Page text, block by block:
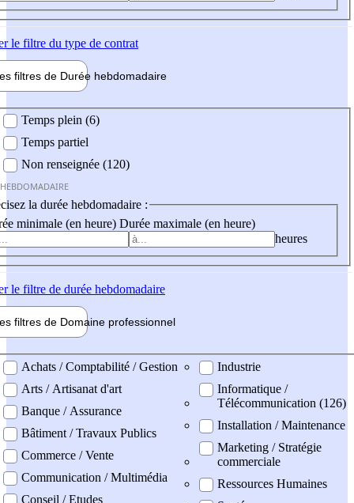
le filtre du type de contrat
filtres de Durée hebdomadaire
Temps plein (6)
Temps partiel
Non renseignée (120)
la durée hebdomadaire :
minimale (en heure) Durée maximale (en heure)
heures
le filtre de durée hebdomadaire
filtres de Domaine professionnel
professionel
Achats / Comptabilité / Gestion
Arts / Artisanat d'art
Banque / Assurance
Bâtiment / Travaux Publics
Commerce / Vente
Communication / Multimédia
Conseil / Etudes
Industrie
Informatique /
Télécommunication (126)
Installation / Maintenance
Marketing / Stratégie
commerciale
Ressources Humaines